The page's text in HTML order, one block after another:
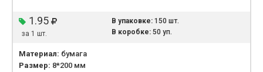
1.95
за 1 шт.
В упаковке:150 шт.
В коробке:50 уп.
Материал: бумага
Размер: 8*200 мм